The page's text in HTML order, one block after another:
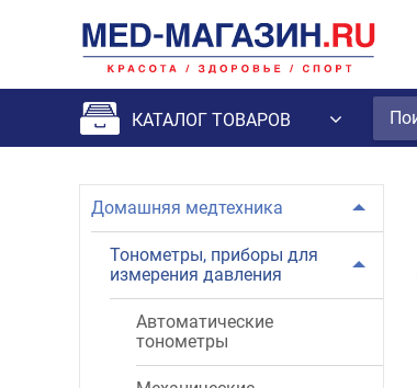
КАТАЛОГ ТОВАРОВ
Домашняя медтехника
Тонометры, приборы для
измерения давления
Автоматические
тонометры